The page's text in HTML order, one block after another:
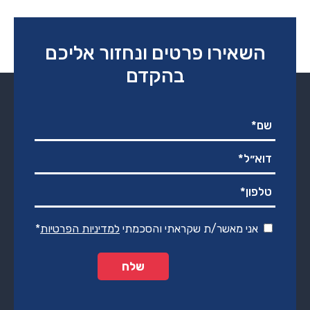
השאירו פרטים ונחזור אליכם
בהקדם
אני מאשר/ת שקראתי והסכמתי למדיניות הפרטיות*